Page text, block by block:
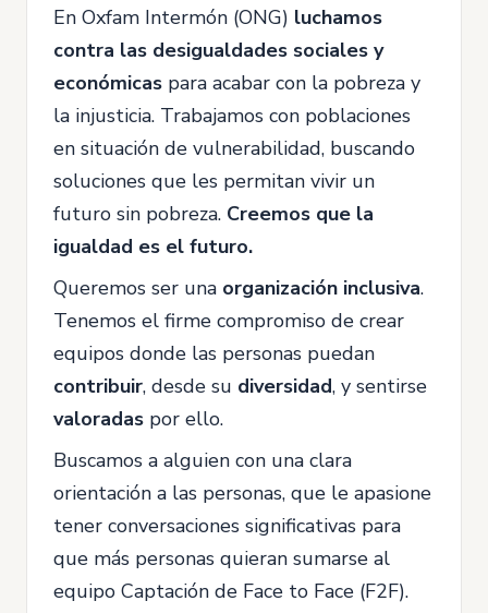
En Oxfam Intermón (ONG) luchamos
contra las desigualdades sociales y
económicas para acabar con la pobreza y
la injusticia. Trabajamos con poblaciones
en situación de vulnerabilidad, buscando
soluciones que les permitan vivir un
futuro sin pobreza. Creemos que la
igualdad es el futuro.
Queremos ser una organización inclusiva.
Tenemos el firme compromiso de crear
equipos donde las personas puedan
contribuir, desde su diversidad, y sentirse
valoradas por ello.
Buscamos a alguien con una clara
orientación a las personas, que le apasione
tener conversaciones significativas para
que más personas quieran sumarse al
equipo Captación de Face to Face (F2F).